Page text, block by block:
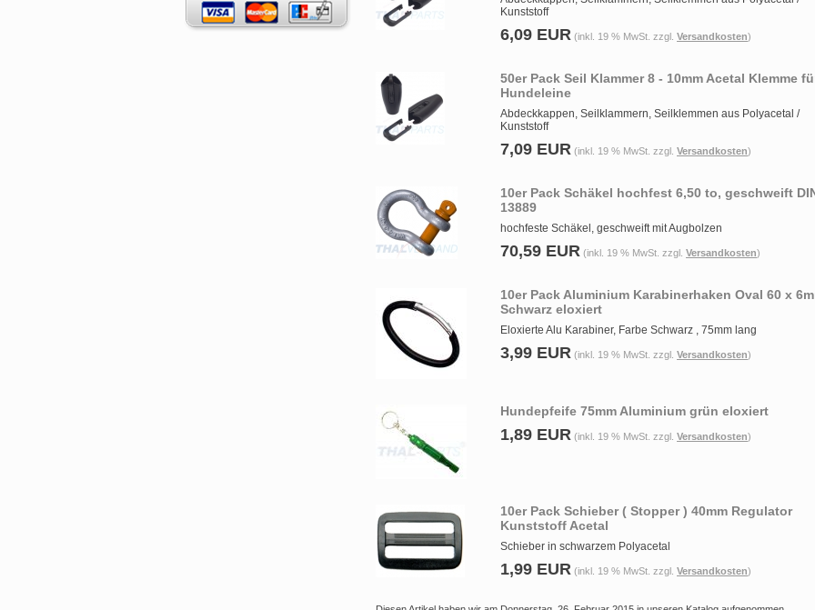
Kunststoff
6,09 EUR (inkl. 19 % MwSt. zzgl. Versandkosten)
50er Pack Seil Klammer 8 - 10mm Acetal Klemme
Hundeleine
Abdeckkappen, Seilklammern, Seilklemmen aus Polyacetal /
Kunststoff
7,09 EUR (inkl. 19 % MwSt. zzgl. Versandkosten)
10er Pack Schäkel hochfest 6,50 to, geschweift
13889
hochfeste Schäkel, geschweift mit Augbolzen
70,59 EUR (inkl. 19 % MwSt. zzgl. Versandkosten)
10er Pack Aluminium Karabinerhaken Oval 60 x
Schwarz eloxiert
Eloxierte Alu Karabiner, Farbe Schwarz , 75mm lang
3,99 EUR (inkl. 19 % MwSt. zzgl. Versandkosten)
Hundepfeife 75mm Aluminium grün eloxiert
1,89 EUR (inkl. 19 % MwSt. zzgl. Versandkosten)
10er Pack Schieber ( Stopper ) 40mm Regulator
Kunststoff Acetal
Schieber in schwarzem Polyacetal
1,99 EUR (inkl. 19 % MwSt. zzgl. Versandkosten)